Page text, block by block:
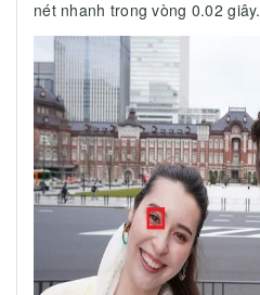
nét nhanh trong vòng 0.02 giây.